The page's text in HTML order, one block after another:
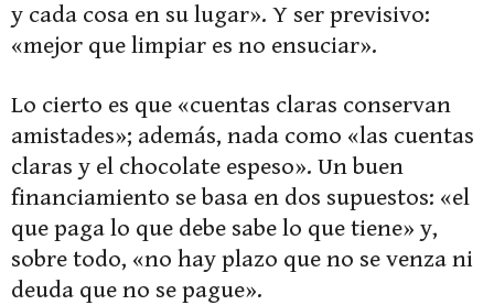
y cada cosa en su lugar». Y ser previsivo:
«mejor que limpiar es no ensuciar».
Lo cierto es que «cuentas claras conservan
amistades»; además, nada como «las cuentas
claras y el chocolate espeso». Un buen
financiamiento se basa en dos supuestos: «el
que paga lo que debe sabe lo que tiene» y,
sobre todo, «no hay plazo que no se venza ni
deuda que no se pague».